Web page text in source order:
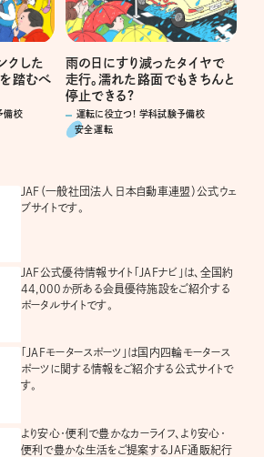
クした
を踏むべ
備校
雨の日にすり減ったタイヤで
走行。濡れた路面でもきちんと
停止できる?
運転に役立つ! 学科試験予備校
安全運転
JAF（一般社団法人 日本自動車連盟）公式ウェ
ブサイトです。
JAF公式優待情報サイト「JAFナビ」は、全国約
44,000か所ある会員優待施設をご紹介する
ポータルサイトです。
「JAFモータースポーツ」は国内四輪モータース
ポーツに関する情報をご紹介する公式サイトで
す。
より安心・便利で豊かなカーライフ、より安心・
便利で豊かな生活をご提案するJAF通販紀行